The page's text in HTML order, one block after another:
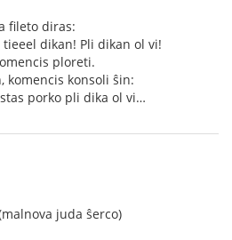
fileto diras:
dikan! Pli dikan ol vi!
ploreti.
komencis konsoli ŝin:
porko pli dika ol vi…
juda ŝerco)